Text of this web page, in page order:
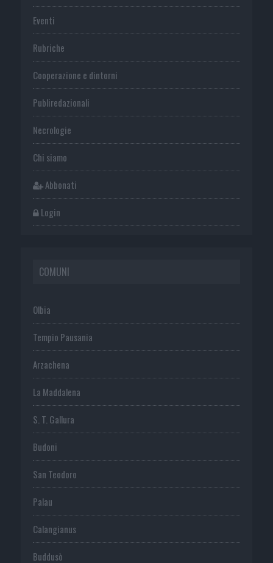
Eventi
Rubriche
Cooperazione e dintorni
Publiredazionali
Necrologie
Chi siamo
Abbonati
Login
COMUNI
Olbia
Tempio Pausania
Arzachena
La Maddalena
S. T. Gallura
Budoni
San Teodoro
Palau
Calangianus
Buddusò